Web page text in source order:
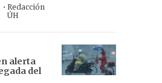
· Redacción
ÚH
alerta
del